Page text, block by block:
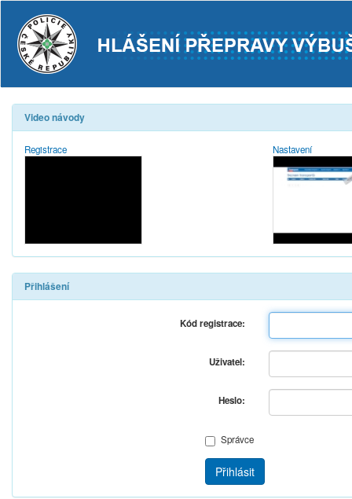
Video návody
Registrace Nastavení
Přihlášení
Kód registrace:
Uživatel:
Heslo:
Správce
Přihlásit